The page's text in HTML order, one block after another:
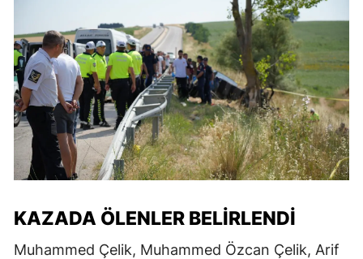
KAZADA ÖLENLER BELIRLENDI
Muhammed Çelik, Muhammed Özcan Çelik, Arif